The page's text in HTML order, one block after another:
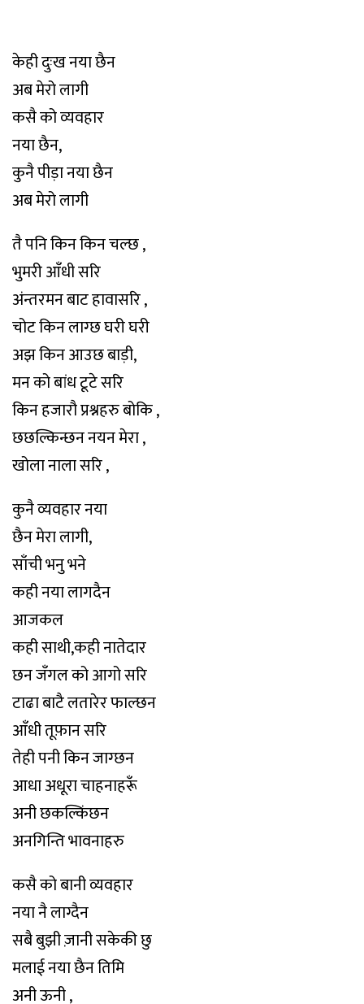
केही दुःख नया छैन
अब मेरो लागी
कसै को व्यवहार
नया छैन,
कुनै पीड़ा नया छैन
अब मेरो लागी
तै पनि किन किन चल्छ ,
भुमरी आँधी सरि
अंन्तरमन बाट हावासरि ,
चोट किन लाग्छ घरी घरी
अझ किन आउछ बाड़ी,
मन को बांध टूटे सरि
किन हजारौ प्रश्नहरु बोकि ,
छछल्किन्छन नयन मेरा ,
खोला नाला सरि ,
कुनै व्यवहार नया
छैन मेरा लागी,
साँची भनु भने
कही नया लागदैन
आजकल
कही साथी,कही नातेदार
छन जँगल को आगो सरि
टाढा बाटै लतारेर फाल्छन
आँधी तूफ़ान सरि
तेही पनी किन जाग्छन
आधा अधूरा चाहनाहरूँ
अनी छकल्किंछन
अनगिन्ति भावनाहरु
कसै को बानी व्यवहार
नया नै लाग्दैन
सबै बुझी ज़ानी सकेकी छु
मलाई नया छैन तिमि
अनी ऊनी ,